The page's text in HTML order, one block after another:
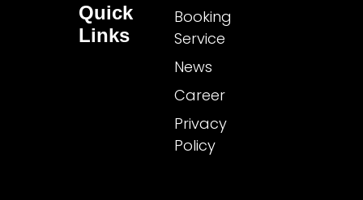
Quick
Links
Booking
Service
News
Career
Privacy
Policy